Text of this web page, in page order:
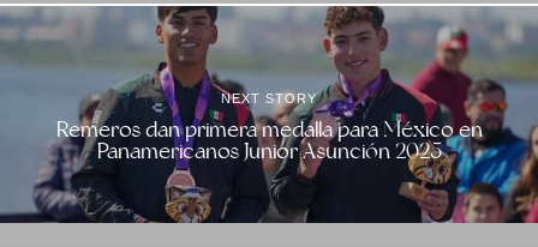
NEXT STORY
Remeros dan primera medalla para México en
Panamericanos Junior Asunción 2025